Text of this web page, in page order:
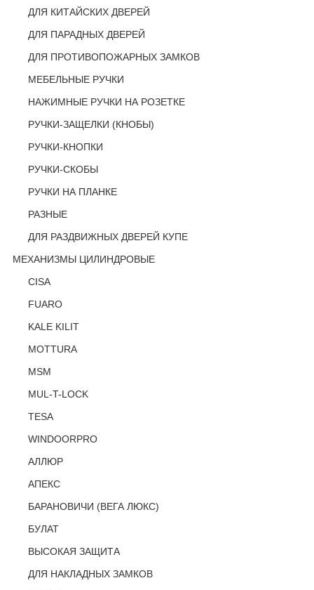
ДЛЯ КИТАЙСКИХ ДВЕРЕЙ
ДЛЯ ПАРАДНЫХ ДВЕРЕЙ
ДЛЯ ПРОТИВОПОЖАРНЫХ ЗАМКОВ
МЕБЕЛЬНЫЕ РУЧКИ
НАЖИМНЫЕ РУЧКИ НА РОЗЕТКЕ
РУЧКИ-ЗАЩЕЛКИ (КНОБЫ)
РУЧКИ-КНОПКИ
РУЧКИ-СКОБЫ
РУЧКИ НА ПЛАНКЕ
РАЗНЫЕ
ДЛЯ РАЗДВИЖНЫХ ДВЕРЕЙ КУПЕ
МЕХАНИЗМЫ ЦИЛИНДРОВЫЕ
CISA
FUARO
KALE KILIT
MOTTURA
MSM
MUL-T-LOCK
TESA
WINDOORPRO
АЛЛЮР
АПЕКС
БАРАНОВИЧИ (ВЕГА ЛЮКС)
БУЛАТ
ВЫСОКАЯ ЗАЩИТА
ДЛЯ НАКЛАДНЫХ ЗАМКОВ